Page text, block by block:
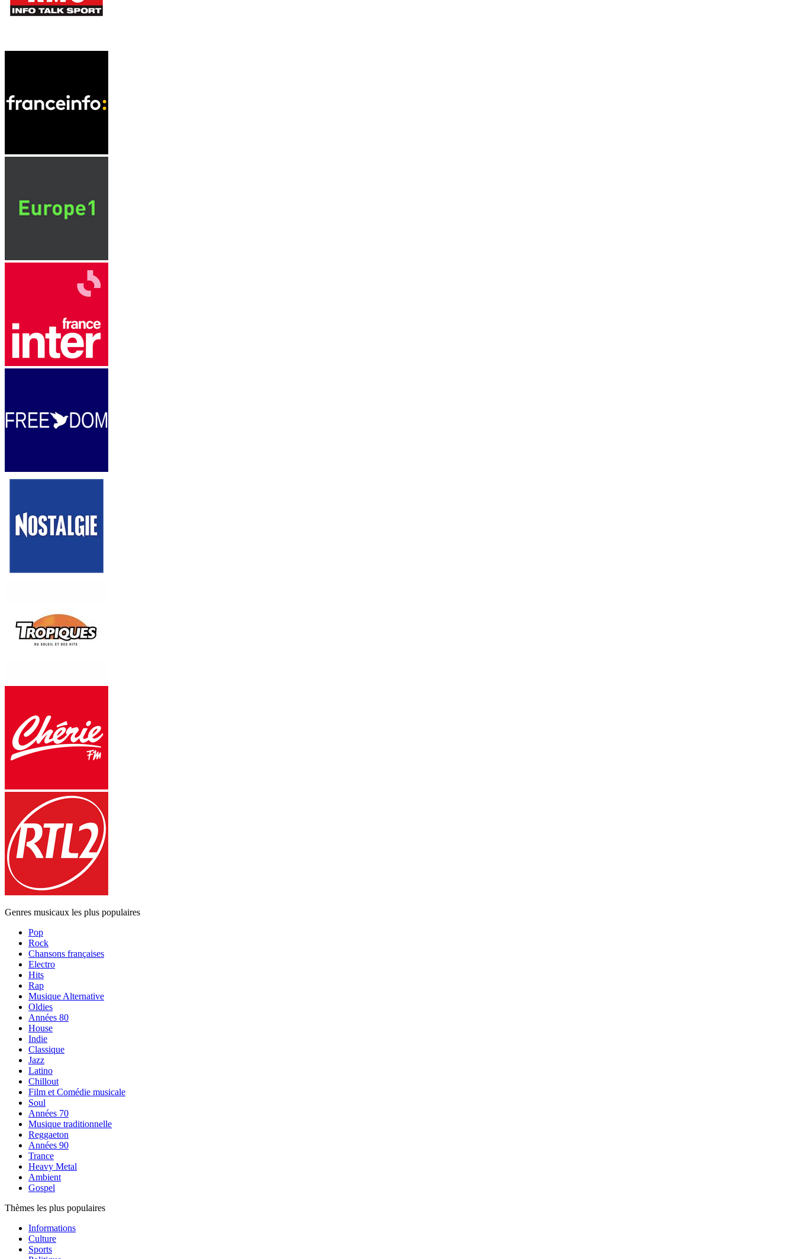
Genres musicaux les plus populaires
Pop
Rock
Chansons françaises
Electro
Hits
Rap
Musique Alternative
Oldies
Années 80
House
Indie
Classique
Jazz
Latino
Chillout
Film et Comédie musicale
Soul
Années 70
Musique traditionnelle
Reggaeton
Années 90
Trance
Heavy Metal
Ambient
Gospel
Thèmes les plus populaires
Informations
Culture
Sports